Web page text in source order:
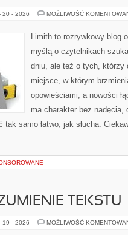
20 - 2026 MOŻLIWOŚĆ
Limith to rozrywkowy blog
myślą o czytelnikach
dniu, ale też o tych, którzy
miejsce, w którym
opowieściami, a nowości
ma charakter bez
samo łatwo, jak słucha.
TEKSTU
19 - 2026 MOŻLIWOŚĆ